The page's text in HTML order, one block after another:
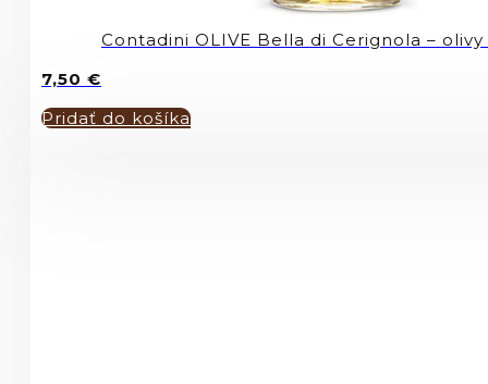
Contadini OLIVE Bella di Cerignola –
7,50 €
Pridať do košíka